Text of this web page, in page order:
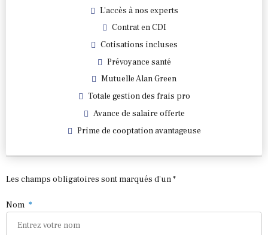
L’accès à nos experts
Contrat en CDI
Cotisations incluses
Prévoyance santé
Mutuelle Alan Green
Totale gestion des frais pro
Avance de salaire offerte
Prime de cooptation avantageuse
Les champs obligatoires sont marqués d'un *
Nom